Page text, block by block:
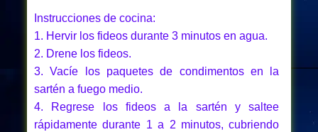
Instrucciones de cocina:
1. Hervir los fideos durante 3 minutos en agua.
2. Drene los fideos.
3. Vacíe los paquetes de condimentos en la
sartén a fuego medio.
4. Regrese los fideos a la sartén y saltee
rápidamente durante 1 a 2 minutos, cubriendo